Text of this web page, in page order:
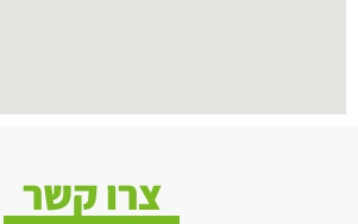
צרו קשר